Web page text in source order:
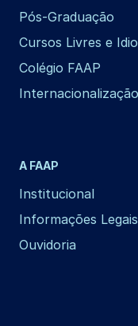
Pós-Graduação
Cursos Livres e
Colégio FAAP
Internacionalização
A FAAP
Institucional
Informações Legais
Ouvidoria